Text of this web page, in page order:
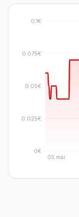
05 mai
0€
0.025€
0.05€
0.075€
0.1€